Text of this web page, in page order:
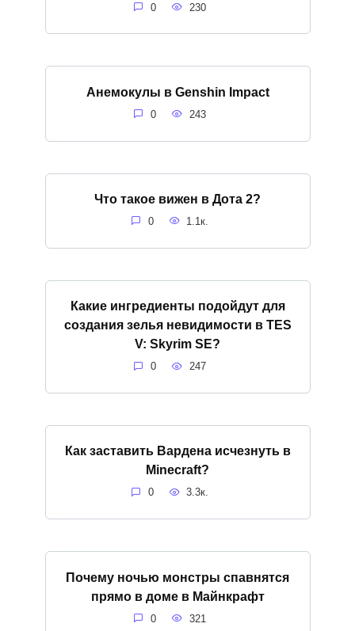
0 230
Анемокулы в Genshin Impact
0 243
Что такое вижен в Дота 2?
0 1.1к.
Какие ингредиенты подойдут для
создания зелья невидимости в TES
V: Skyrim SE?
0 247
Как заставить Вардена исчезнуть в
Minecraft?
0 3.3к.
Почему ночью монстры спавнятся
прямо в доме в Майнкрафт
0 321